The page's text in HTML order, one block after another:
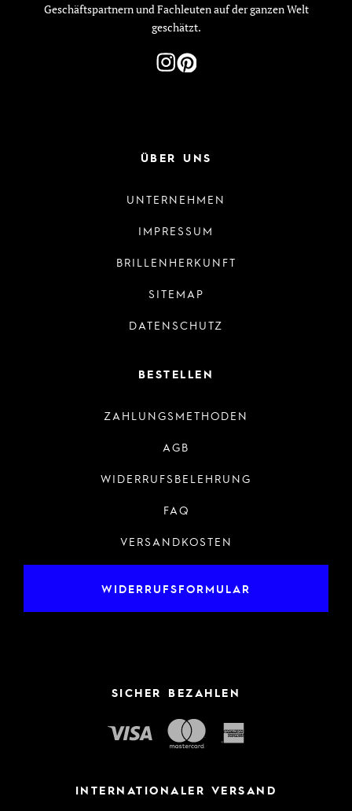
Geschäftspartnern und Fachleuten auf der ganzen Welt
geschätzt.
ÜBER UNS
UNTERNEHMEN
IMPRESSUM
BRILLENHERKUNFT
SITEMAP
DATENSCHUTZ
BESTELLEN
ZAHLUNGSMETHODEN
AGB
WIDERRUFSBELEHRUNG
FAQ
VERSANDKOSTEN
WIDERRUFSFORMULAR
SICHER BEZAHLEN
INTERNATIONALER VERSAND